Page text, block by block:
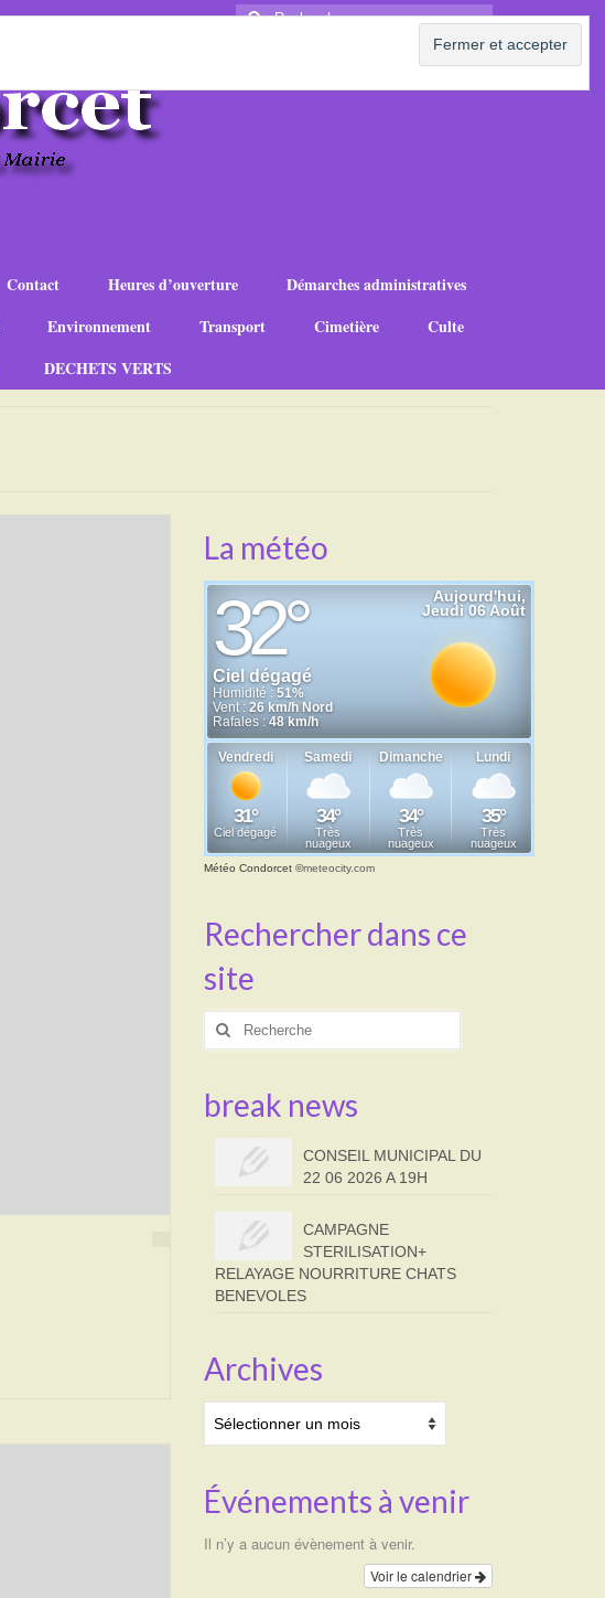
Rechercher
Contact Heures d’ouverture
Démarches administratives
Environnement Transport Cimetière
Culte
DECHETS VERTS
La météo
Météo Condorcet©meteocity.com
Rechercher dans ce
site
Rechercher
break news
CONSEIL MUNICIPAL DU
22 06 2026 A 19H
CAMPAGNE
STERILISATION+
RELAYAGE NOURRITURE CHATS
BENEVOLES
Archives
Événements à venir
Il n’y a aucun évènement à venir.
Voir le calendrier